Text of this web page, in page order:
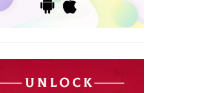
ओबैदुर रहमान